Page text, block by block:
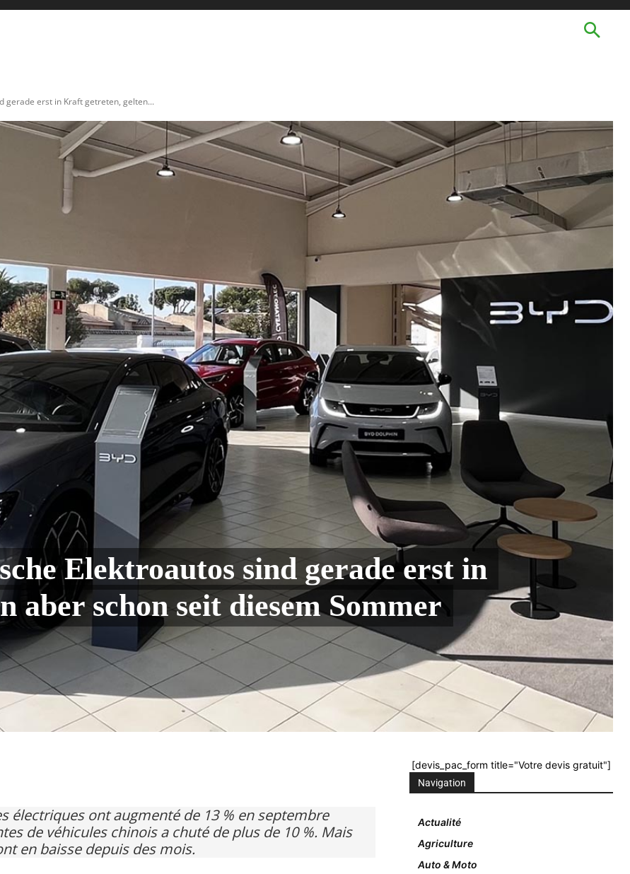
gerade erst in Kraft getreten, gelten...
Elektroautos sind gerade erst in
aber schon seit diesem Sommer
électriques ont augmenté de 13 % en septembre
de véhicules chinois a chuté de plus de 10 %. Mais
en baisse depuis des mois.
[devis_pac_form title="Votre devis gratuit"]
Navigation
Actualité
Agriculture
Auto & Moto